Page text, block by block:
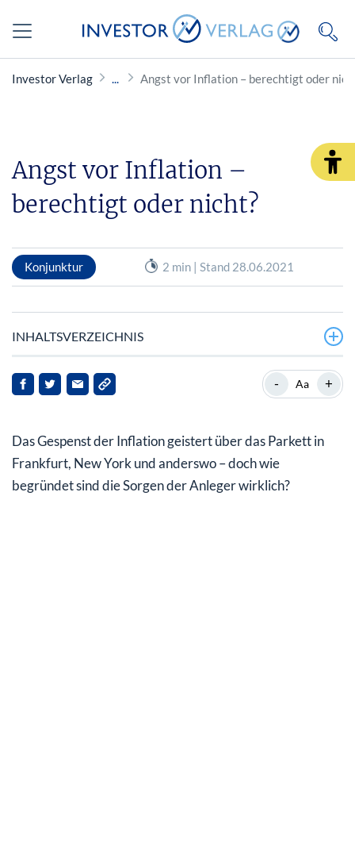
Investor Verlag Angst vor Inflation – berechtigt oder
Angst vor Inflation –
berechtigt oder nicht?
Konjunktur 2 min | Stand 28.06.2021
INHALTSVERZEICHNIS
Kurzfristiger Inflationsanstieg unumstritten
Prognosen unter Vorbehalt
- Aa +
Das Gespenst der Inflation geistert über das Parkett in
Frankfurt, New York und anderswo – doch wie
begründet sind die Sorgen der Anleger wirklich?